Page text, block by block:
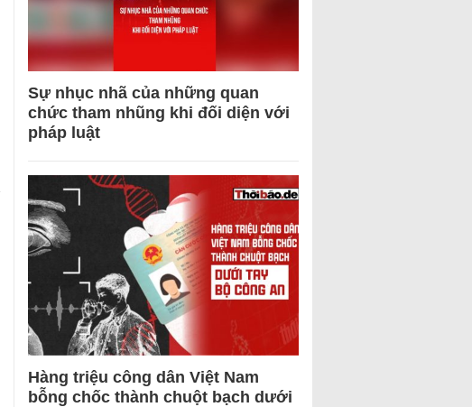
Sự nhục nhã của những quan
chức tham nhũng khi đối diện với
pháp luật
Hàng triệu công dân Việt Nam
bỗng chốc thành chuột bạch dưới